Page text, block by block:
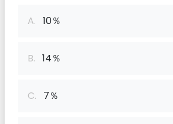
A. 10％
B. 14％
C. 7％